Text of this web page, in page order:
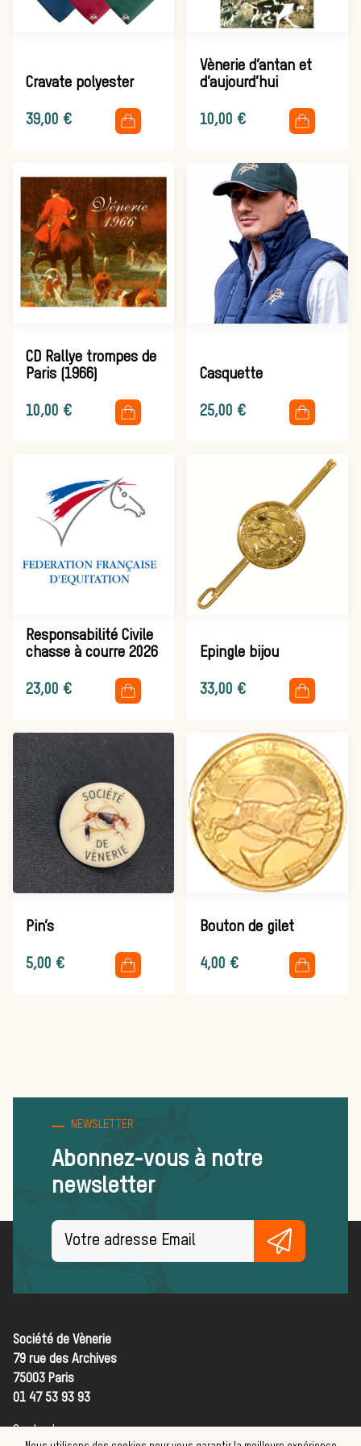
Héritage
Histoire de la
chasse à
courre
Patrimoine
Équipages
La trompe de
chasse
Les missions de la Société de Vènerie
Assister à une chasse à courre
Déroulement
d’une journée
de chasse
Trouver un
Règles et
bonnes
pratiques
La vènerie
Cravate polyester
.
39,00 €
Vènerie d’antan et
d’aujourd’hui
.
10,00 €
CD Rallye trompes de
Paris (1966)
.
10,00 €
Casquette
.
25,00 €
Responsabilité Civile
chasse à courre 2026
.
23,00 €
Epingle bijou
.
33,00 €
Pin’s
.
5,00 €
Bouton de gilet
.
4,00 €
NEWSLETTER
Abonnez-vous à notre
newsletter
Société de Vènerie
79 rue des Archives
75003 Paris
01 47 53 93 93
Contact